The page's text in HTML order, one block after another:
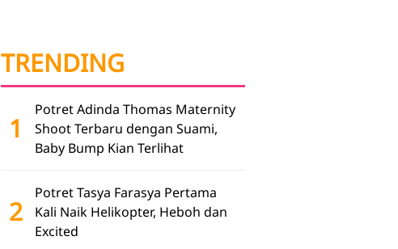
TRENDING
1
Potret Adinda Thomas Maternity
Shoot Terbaru dengan Suami,
Baby Bump Kian Terlihat
2
Potret Tasya Farasya Pertama
Kali Naik Helikopter, Heboh dan
Excited